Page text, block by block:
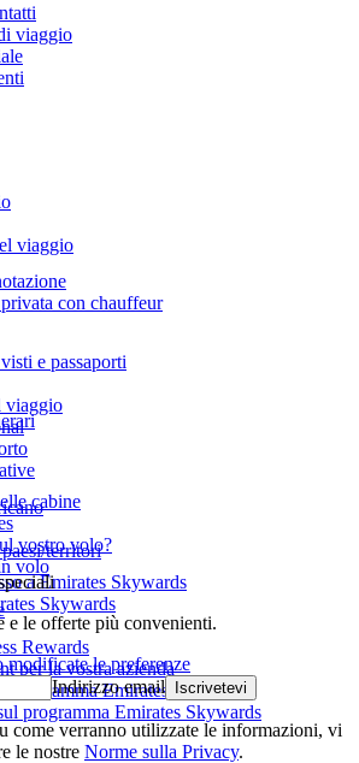
viaggio
viaggio
con chauffeur
e passaporti
viaggio
territori
cabine
vostro volo?
volo
a Emirates Skywards
Skywards
Rewards
per la vostra azienda
programma Emirates Skywards
programma Emirates Skywards
e le offerte più convenienti.
le preferenze
Indirizzo email Iscrivetevi
come verranno utilizzate le informazioni, vi
le nostre Norme sulla Privacy.